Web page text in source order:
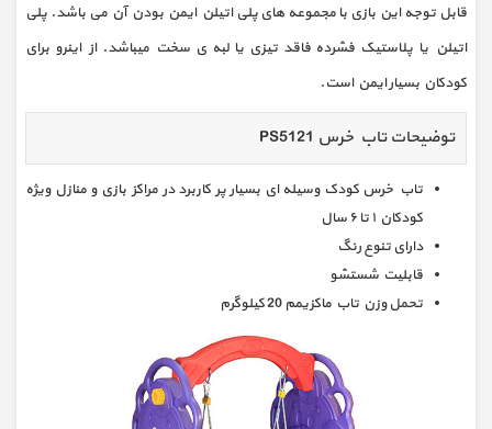
قابل توجه این بازی با مجموعه های پلی اتیلن ایمن بودن آن می باشد. پلی
اتیلن یا پلاستیک فشرده فاقد تیزی یا لبه ی سخت میباشد. از اینرو برای
کودکان بسیار ایمن است.
توضیحات تاب خرس PS5121
تاب خرس کودک وسیله ای بسیار پر کاربرد در مراکز بازی و منازل ویژه
کودکان ۱ تا ۶ سال
دارای تنوع رنگ
قابلیت شستشو
تحمل وزن تاب ماکزیمم 20 کیلوگرم